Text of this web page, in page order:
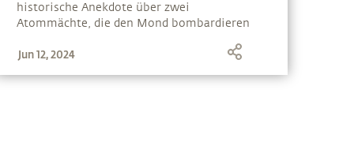
historische Anekdote über zwei
Atommächte, die den Mond bombardieren
Jun 12, 2024